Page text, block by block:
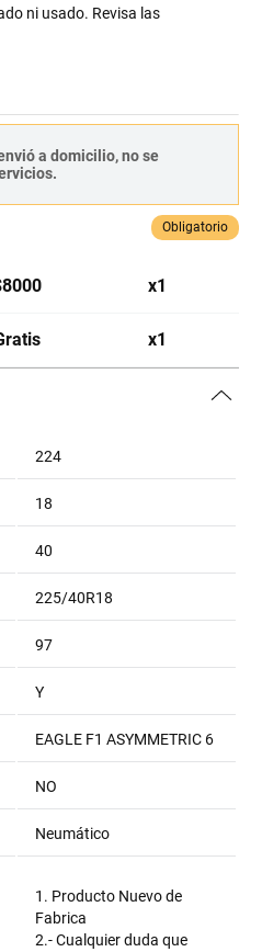
ni usado. Revisa las
a domicilio, no se
Obligatorio
8000 x1
x1
224
18
40
225/40R18
97
Y
EAGLE F1 ASYMMETRIC 6
NO
Neumático
1. Producto Nuevo de
Fabrica
2.- Cualquier duda que